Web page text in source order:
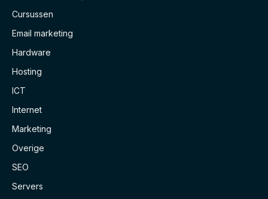
Cursussen
Email marketing
Hardware
Hosting
ICT
Internet
Marketing
Overige
SEO
Servers